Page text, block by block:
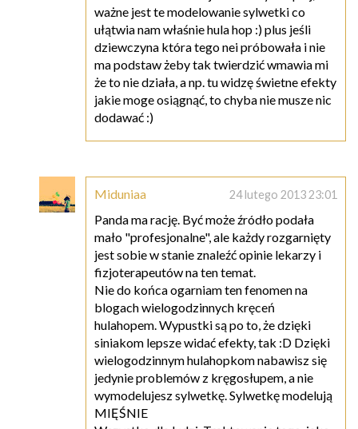
ważne jest te modelowanie sylwetki co
ułątwia nam właśnie hula hop :) plus jeśli
dziewczyna która tego nei próbowała i nie
ma podstaw żeby tak twierdzić wmawia mi
że to nie działa, a np. tu widzę świetne efekty
jakie moge osiągnąć, to chyba nie musze nic
dodawać :)
Miduniaa 24 lutego 2013 23:01
Panda ma rację. Być może źródło podała
mało "profesjonalne", ale każdy rozgarnięty
jest sobie w stanie znaleźć opinie lekarzy i
fizjoterapeutów na ten temat.
Nie do końca ogarniam ten fenomen na
blogach wielogodzinnych kręceń
hulahopem. Wypustki są po to, że dzięki
siniakom lepsze widać efekty, tak :D Dzięki
wielogodzinnym hulahopkom nabawisz się
jedynie problemów z kręgosłupem, a nie
wymodelujesz sylwetkę. Sylwetkę modelują
MIĘŚNIE